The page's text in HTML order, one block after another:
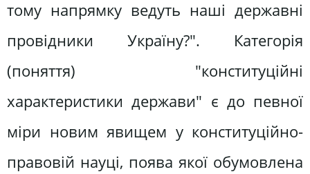
тому напрямку ведуть наші державні
провідники Україну?". Категорія
(поняття) "конституційні
характеристики держави" є до певної
міри новим явищем у конституційно-
правовій науці, поява якої обумовлена